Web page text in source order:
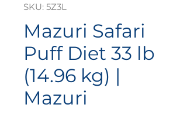
SKU: 5Z3L
Mazuri Safari
Puff Diet 33 lb
(14.96 kg) |
Mazuri